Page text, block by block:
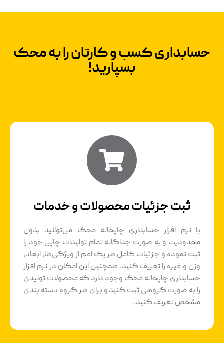
حسابداری کسب و کار‌تان را به محک
بسپارید!
ثبت جزئیات محصولات و خدمات
با نرم افزار حسابداری چاپخانه محک می‌توانید بدون
محدودیت و به صورت جداگانه تمام تولیدات چاپی خود را
ثبت نموده و جزئیات کامل هر یک اعم از ویژگی‌ها، ابعاد،
وزن و غیره را تعریف کنید. همچنین این امکان در نرم افزار
حسابداری چاپخانه محک وجود دارد که محصولات تولیدی
را به صورت گروهی ثبت کنید و برای هر گروه دسته بندی
مشخص تعریف کنید.